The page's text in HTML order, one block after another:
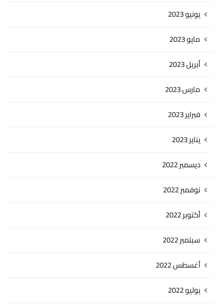
يونيو 2023
مايو 2023
أبريل 2023
مارس 2023
فبراير 2023
يناير 2023
ديسمبر 2022
نوفمبر 2022
أكتوبر 2022
سبتمبر 2022
أغسطس 2022
يوليو 2022